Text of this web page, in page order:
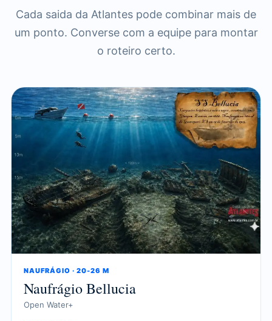
Cada saida da Atlantes pode combinar mais de
um ponto. Converse com a equipe para montar
o roteiro certo.
NAUFRÁGIO · 20-26 M
Naufrágio Bellucia
Open Water+